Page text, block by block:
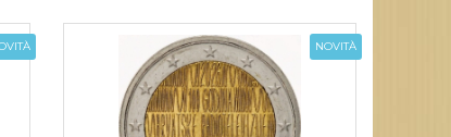
NOVITÀ